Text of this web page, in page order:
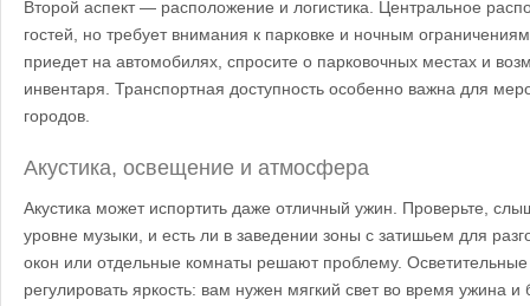
Второй аспект — расположение и логистика. Центральное
гостей, но требует внимания к парковке и ночным
приедет на автомобилях, спросите о парковочных местах и
инвентаря. Транспортная доступность особенно важна для
городов.
Акустика, освещение и атмосфера
Акустика может испортить даже отличный ужин. Проверьте,
уровне музыки, и есть ли в заведении зоны с затишьем для
окон или отдельные комнаты решают проблему.
регулировать яркость: вам нужен мягкий свет во время ужина